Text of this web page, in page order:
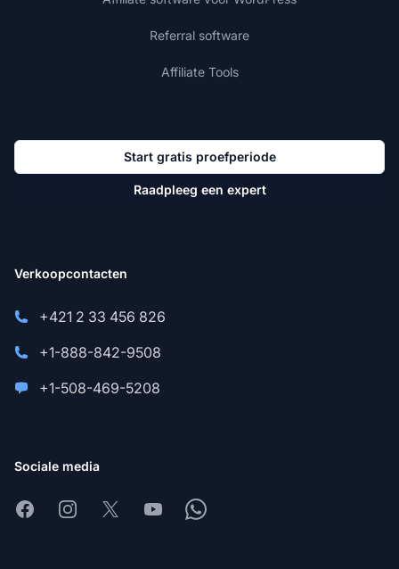
Referral software
Affiliate Tools
Start gratis proefperiode
Raadpleeg een expert
Verkoopcontacten
+421 2 33 456 826
+1-888-842-9508
+1-508-469-5208
Sociale media
FacebookInstagram
X YoutubeWhatsapp